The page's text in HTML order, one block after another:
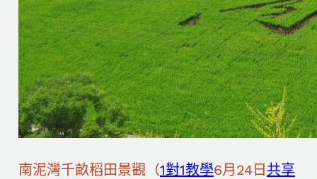
南泥灣千畝稻田景觀（1對1教學6月24日 共享